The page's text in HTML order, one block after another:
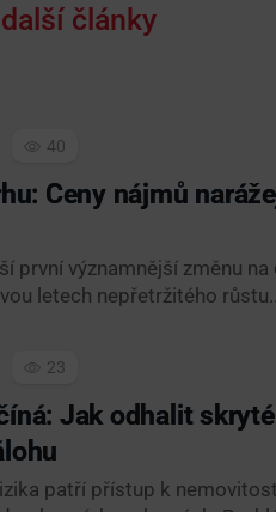
články
40
Ceny nájmů
první významnější změnu na
letech nepřetržitého
23
Jak odhalit
patří přístup k